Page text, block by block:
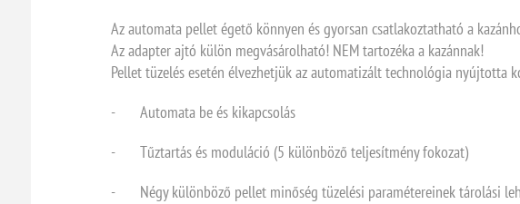
Az automata pellet égető könnyen és gyorsan csatlakoztatható a
Az adapter ajtó külön megvásárolható! NEM tartozéka a kazánnak!
Pellet tüzelés esetén élvezhetjük az automatizált technológia nyújtotta
- Automata be és kikapcsolás
- Tűztartás és moduláció (5 különböző teljesítmény fokozat)
- Négy különböző pellet minőség tüzelési paramétereinek tárolási